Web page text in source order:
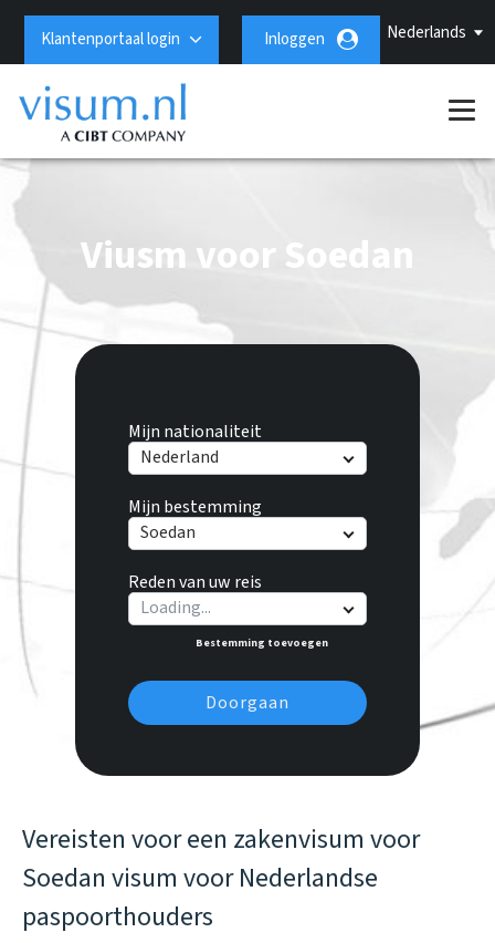
Nederlands
Klantenportaal login Inloggen
Mijn nationaliteit
Nederland
Mijn bestemming
Soedan
Reden van uw reis
Loading...
Bestemming toevoegen
Doorgaan
Viusm voor Soedan
Vereisten voor een zakenvisum voor
Soedan visum voor Nederlandse
paspoorthouders